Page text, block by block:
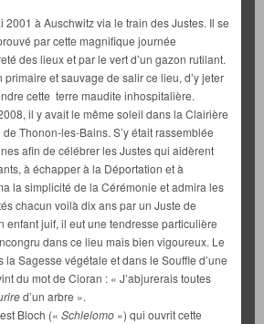
2001 à Auschwitz via le train des Justes. Il se
par cette magnifique journée
des lieux et par le vert d’un gazon rutilant.
primaire et sauvage de salir ce lieu, d’y jeter
cette terre maudite inhospitalière.
il y avait le même soleil dans la Clairière
Thonon-les-Bains. S’y était rassemblée
afin de célébrer les Justes qui aidèrent
à échapper à la Déportation et à
la simplicité de la Cérémonie et admira les
chacun voilà dix ans par un Juste de
enfant juif, il eut une tendresse particulière
dans ce lieu mais bien vigoureux. Le
Sagesse végétale et dans le Souffle d’une
du mot de Cioran : « J’abjurerais toutes
d’un arbre ».
Bloch (« Schlelomo ») qui ouvrit cette